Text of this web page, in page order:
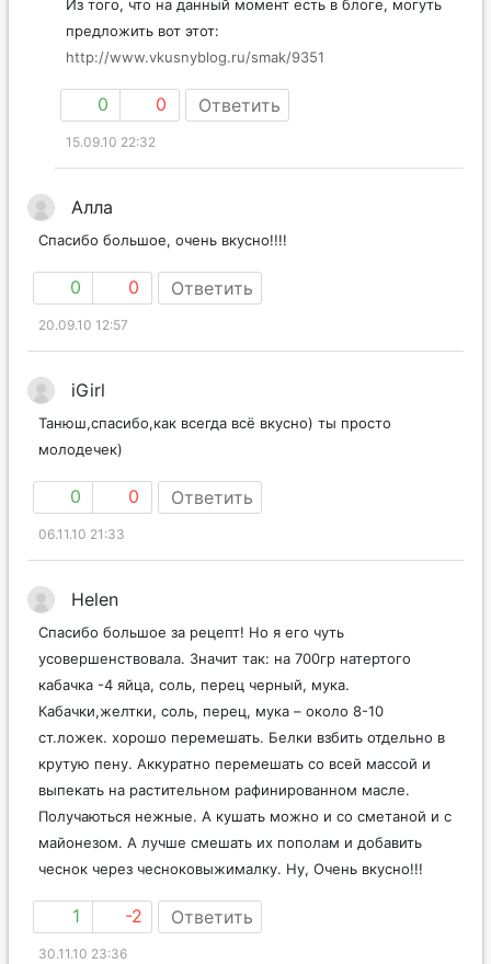
Из того, что на данный момент есть в блоге, могуть
предложить вот этот:
http://www.vkusnyblog.ru/smak/9351
0 0 Ответить
15.09.10 22:32
Алла
Спасибо большое, очень вкусно!!!!
0 0 Ответить
20.09.10 12:57
iGirl
Танюш,спасибо,как всегда всё вкусно) ты просто
молодечек)
0 0 Ответить
06.11.10 21:33
Helen
Спасибо большое за рецепт! Но я его чуть
усовершенствовала. Значит так: на 700гр натертого
кабачка -4 яйца, соль, перец черный, мука.
Кабачки,желтки, соль, перец, мука – около 8-10
ст.ложек. хорошо перемешать. Белки взбить отдельно в
крутую пену. Аккуратно перемешать со всей массой и
выпекать на растительном рафинированном масле.
Получаються нежные. А кушать можно и со сметаной и с
майонезом. А лучше смешать их пополам и добавить
чеснок через чесноковыжималку. Ну, Очень вкусно!!!
1 -2 Ответить
30.11.10 23:36